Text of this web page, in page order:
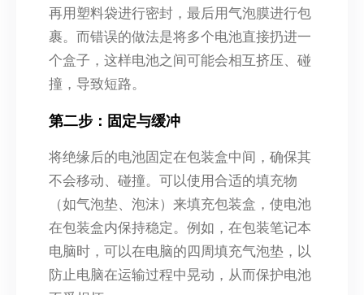
再用塑料袋进行密封，最后用气泡膜进行包
裹。而错误的做法是将多个电池直接扔进一
个盒子，这样电池之间可能会相互挤压、碰
撞，导致短路。
第二步：固定与缓冲
将绝缘后的电池固定在包装盒中间，确保其
不会移动、碰撞。可以使用合适的填充物
（如气泡垫、泡沫）来填充包装盒，使电池
在包装盒内保持稳定。例如，在包装笔记本
电脑时，可以在电脑的四周填充气泡垫，以
防止电脑在运输过程中晃动，从而保护电池